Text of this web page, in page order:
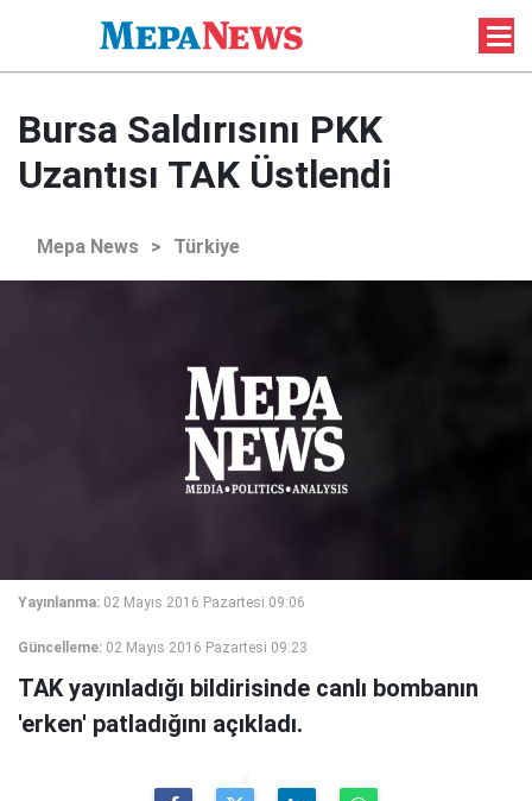
Bursa Saldırısını PKK
Uzantısı TAK Üstlendi
Mepa News > Türkiye
Yayınlanma: 02 Mayıs 2016 Pazartesi 09:06
Güncelleme: 02 Mayıs 2016 Pazartesi 09:23
TAK yayınladığı bildirisinde canlı bombanın
'erken' patladığını açıkladı.